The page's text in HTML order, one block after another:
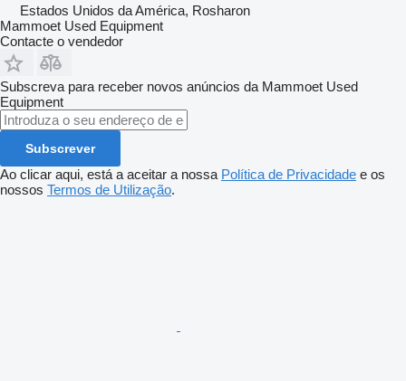
Estados Unidos da América, Rosharon
Mammoet Used Equipment
Contacte o vendedor
Subscreva para receber novos anúncios da Mammoet Used
Equipment
Subscrever
Ao clicar aqui, está a aceitar a nossa Política de Privacidade e os
nossos Termos de Utilização.